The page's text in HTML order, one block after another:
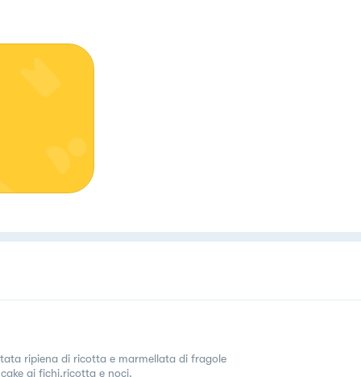
ripiena di ricotta e marmellata di fragole
ai fichi,ricotta e noci.